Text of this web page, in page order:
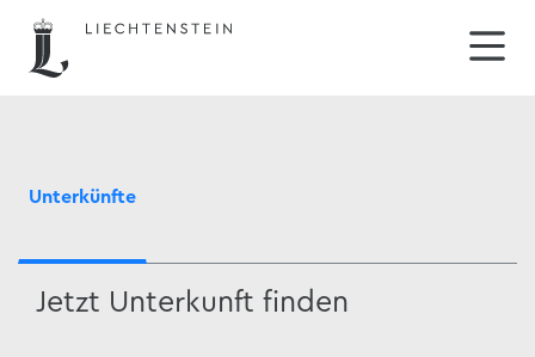
Jetzt Unterkunft finden
Unterkünfte